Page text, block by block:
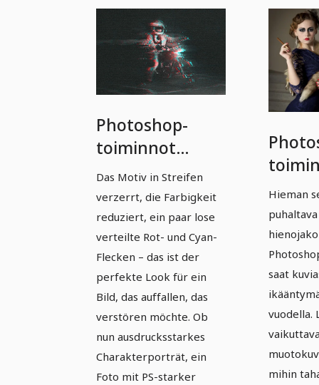
Photoshop-
toiminnot
huippuluokasta
- Vol. 2: 05 |
Häiriövaikutus
valokuville
Das Motiv in Streifen
verzerrt, die Farbigkeit
reduziert, ein paar lose
verteilte Rot- und Cyan-
Flecken – das ist der
perfekte Look für ein
Bild, das auffallen, das
verstören möchte. Ob
nun ausdrucksstarkes
Charakterporträt, ein
Foto mit PS-starker
Osa
kuville
Hieman
saat
vuodella.
mihin